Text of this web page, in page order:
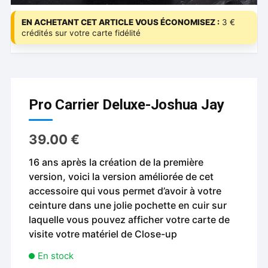
EN ACHETANT CET ARTICLE VOUS ÉCONOMISEZ : 3 €
crédités sur votre carte fidélité
Pro Carrier Deluxe-Joshua Jay
39.00€
16 ans après la création de la première
version, voici la version améliorée de cet
accessoire qui vous permet d’avoir à votre
ceinture dans une jolie pochette en cuir sur
laquelle vous pouvez afficher votre carte de
visite votre matériel de Close-up
En stock